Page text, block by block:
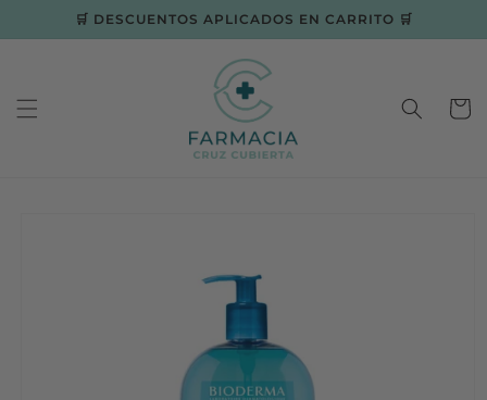
directamente
al contenido
🛒 DESCUENTOS APLICADOS EN CARRITO 🛒
Carrito